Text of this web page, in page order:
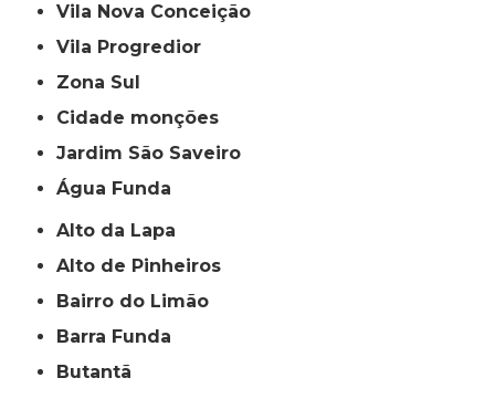
Vila Nova Conceição
Vila Progredior
Zona Sul
cidade monções
jardim São Saveiro
Água Funda
Alto da Lapa
Alto de Pinheiros
Bairro do Limão
Barra Funda
Butantã